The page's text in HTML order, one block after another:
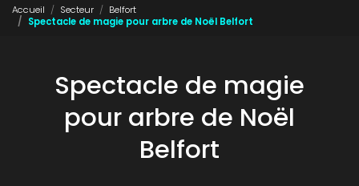
Accueil Secteur
Belfort
Spectacle de magie pour arbre de Noël Belfort
Spectacle de magie
pour arbre de Noël
Belfort